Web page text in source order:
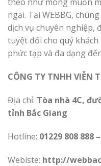
ngại. Tại WEBBG,
dịch vụ chuyên nghiệp,
tuyệt đối cho quý khách
phức tạp và đa dạng
CÔNG TY TNHH VIỄN
Địa chỉ: Tòa nhà 4C,
tỉnh Bắc Giang
Hotline: 01229 808 888
Webiste: http://